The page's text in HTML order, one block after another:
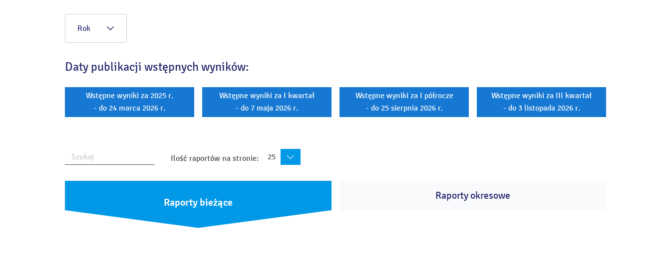
Rok
Daty publikacji wstępnych wyników:
Wstępne wyniki za 2025 r.
- do 24 marca 2026 r.
Wstępne wyniki za I kwartał
- do 7 maja 2026 r.
Wstępne wyniki za I półrocze
- do 25 sierpnia 2026 r.
Wstępne wyniki za III kwartał
- do 3 listopada 2026 r.
Ilość raportów na stronie: 25
Raporty bieżące
Raporty okresowe